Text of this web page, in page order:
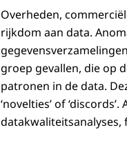
Overheden,
rijkdom aan data.
groep gevallen, die op
patronen in de data.
‘novelties’ of